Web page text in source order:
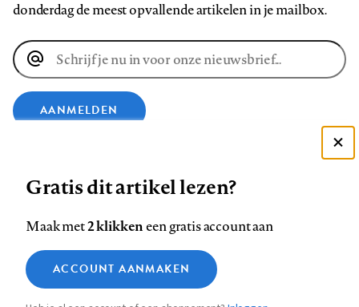
donderdag de meest opvallende artikelen in je mailbox.
E-
mailadres
AANMELDEN
op
Facebook
op
LinkedIn
op
Bluesky
ons
op
InstagramYouTube
Footer
Contact Colofon Disclaimer Privacy
Medische vragen verdienen
betrouwbare antwoorden
Zie onze cookie policy
Analytische cookies
Gratis dit artikel lezen?
Maak met2 klikkeneen gratis account aan
ACCOUNT AANMAKEN